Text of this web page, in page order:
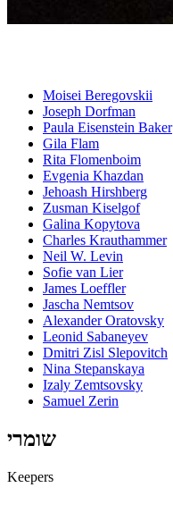
Moisei Beregovskii
Joseph Dorfman
Paula Eisenstein Baker
Gila Flam
Rita Flomenboim
Evgenia Khazdan
Jehoash Hirshberg
Zusman Kiselgof
Galina Kopytova
Charles Krauthammer
Neil W. Levin
Sofie van Lier
James Loeffler
Jascha Nemtsov
Alexander Oratovsky
Leonid Sabaneyev
Dmitri Zisl Slepovitch
Nina Stepanskaya
Izaly Zemtsovsky
Samuel Zerin
שומרי
Keepers